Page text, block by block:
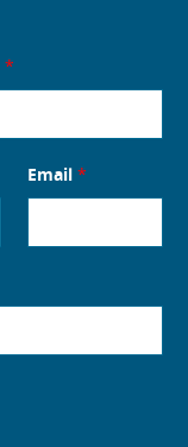
*
Email *